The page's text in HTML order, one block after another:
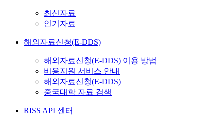
최신자료
인기자료
해외자료신청(E-DDS)
해외자료신청(E-DDS) 이용 방법
비용지원 서비스 안내
해외자료신청(E-DDS)
중국대학 자료 검색
RISS API 센터